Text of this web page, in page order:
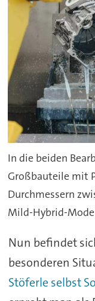
In die beiden
Großbauteile mit
Durchmessern
Mild-Hybrid-
Nun befindet
besonderen
Stöferle selbst